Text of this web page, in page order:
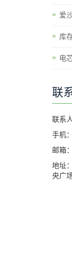
爱
库
电
联
联系
手机
邮箱
地址
央广